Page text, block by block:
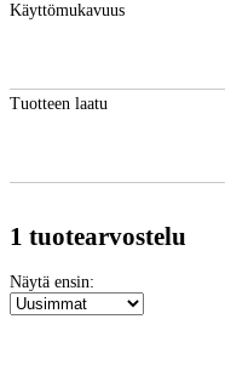
Käyttömukavuus
Tuotteen laatu
1 tuotearvostelu
Näytä ensin: